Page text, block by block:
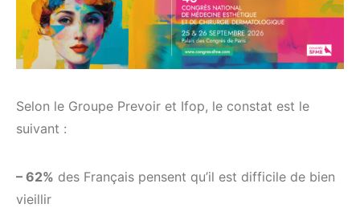
Selon le Groupe Prevoir et Ifop, le constat est le
suivant :
– 62% des Français pensent qu’il est difficile de bien
vieillir